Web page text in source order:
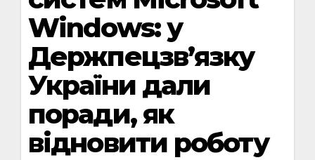
Windows: у
Держпецзв’язку
України дали
поради, як
відновити роботу